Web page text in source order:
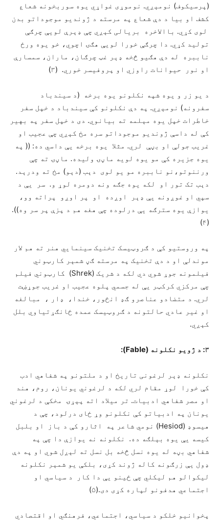
(پرسيکوف) نومېږي. نوموړی غواړي يوه سوربخونه شعاع
کشف او بيا د دې شعاع په مرسته د ژونديو موجوداتو بدن
لوی کړي. باالاخره بريالی کېږي چې ډېرې لویې چرګې
توليد کړي. دا چرګې خورا لويې هګۍ اچوي، خو يوه ورځ
ناببره له دې هګيو څخه ډېر غټ چرګان، ماران، سمسارې
او نور حيوانات راوزي او پروفيسر خوري. (۳)
د يو زر و يوه شپه نکلونو يوه برخه (د سيندباد
سفرونه) نومېږي. په دې نکلونو کې سيندباد د خپل سفر
خاطرات خپل يوه مېلمه ته بيانوي. دی د خپل سفر په بهير
کې له داسې ژونديو موجوداتو سره مخ کېږي چې عجيب او
غريب جولې او بڼې لري. مثلا يوه برخه يې داسي ده: (( په
يوه جزيره کې مو يوه لويه ماڼۍ وليده. ماڼۍ ته چې
ورننوتو،نو ناببره مو يو لوی دېب (دېو) مخ ته ودرېد.
دېب تک تور او لکه يوه جګه ونه دومره لوړ و. سر يې د
سپي او غوږونه يې ډېر اوږده او پر اوږو پراته وو،
يوازې يوه سترګه يې درلوده چې هغه هم د پزې پر سر وه)).
(۴)
په وروستيو کې د ګروټيسک تخنيک سينمايي هنر ته هم لار
موندلې او د دې تخنيک په مرسته ګڼ شمېر کارټوني
فيلمونه جوړ شوي دي لکه د شريک (Shrek) کارټوني فيلم
چې مرکزي کرکټر يې له جسمي پلوه عجيب او غريب جوړښت
لري. د متضادو عناصرو ګډ انځور، خندا، ډار ، مبالغه
او غير عادي حالتونه د ګروټيسک عمده ځانګړتياوي بلل
کېږي.
۳: د ژويو نکلونه (Fable):
نکلونه ډېر لرغونی تاريخ او د ملتونو په شفاهي ادب
کې خورا لوړ مقام لري لکه د لرغوني يونان، روم، هند
او مصر شفاهي ادبيات. تر ميلاد اته پېړۍ مخکې د لرغوني
يونان په ادبياتو کې نکلونو وړ ځای درلود، چې د
هيسوډ (Hesiod) نومي شاعر په اثارو کې د باز او بلبل
کيسه يې يوه بېلګه ده. نکلونه نه يوازې دا چې په
شفاهي بڼه له يوه نسل څخه بل نسل ته لېږل شوي او په دې
ډول يې زرګونه کاله ژوند کړی، بلکې يو شمېر نکلونه
ليکوالو هم ليکلي چې ځينو يې دا کار د سياسي او
اجتماعي هدفونو لپاره کړی دی.(۵)
پخوانيو خلکو د سياسي، اجتماعي، فرهنګي او اقتصادي